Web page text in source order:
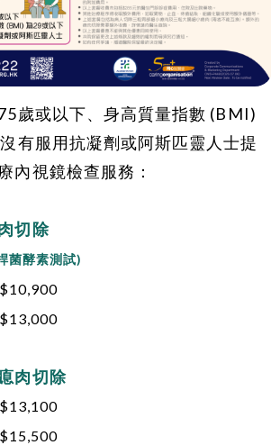
歲或以下、 身高質量指數 (BMI)
有服用抗凝劑或阿斯匹靈人士提
內視鏡檢查服務：
切除
菌酵素測試)
肉切除